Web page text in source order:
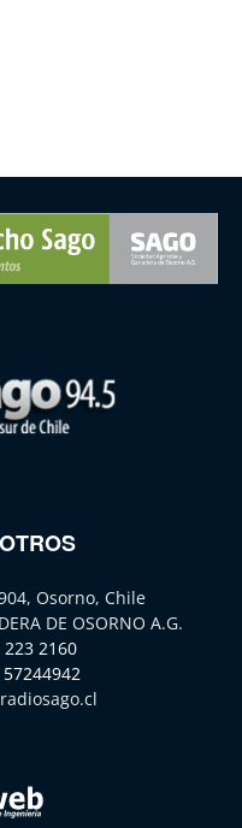
Osorno, Chile
DE OSORNO A.G.
223 2160